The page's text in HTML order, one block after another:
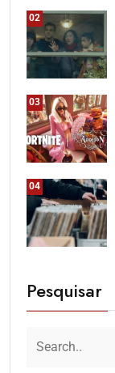
02
03
04
Pesquisar